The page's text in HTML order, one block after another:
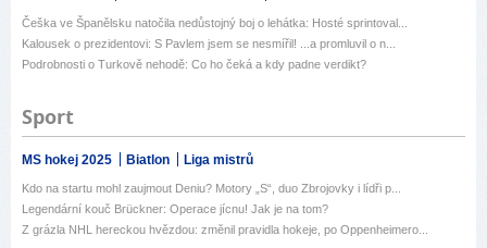
Češka ve Španělsku natočila nedůstojný boj o lehátka: Hosté sprintoval...
Kalousek o prezidentovi: S Pavlem jsem se nesmířil! ...a promluvil o n...
Podrobnosti o Turkově nehodě: Co ho čeká a kdy padne verdikt?
Sport
MS hokej 2025 Biatlon Liga mistrů
Kdo na startu mohl zaujmout Deniu? Motory „S“, duo Zbrojovky i lídři p...
Legendární kouč Brückner: Operace jícnu! Jak je na tom?
Z grázla NHL hereckou hvězdou: změnil pravidla hokeje, po Oppenheimero...